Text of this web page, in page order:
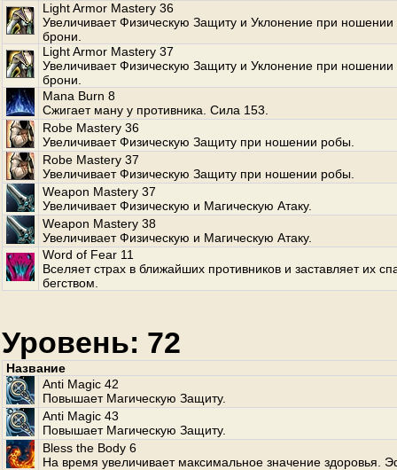
Light Armor Mastery 36
Увеличивает Физическую Защиту и Уклонение при ношении
брони.
Light Armor Mastery 37
Увеличивает Физическую Защиту и Уклонение при ношении
брони.
Mana Burn 8
Сжигает ману у противника. Сила 153.
Robe Mastery 36
Увеличивает Физическую Защиту при ношении робы.
Robe Mastery 37
Увеличивает Физическую Защиту при ношении робы.
Weapon Mastery 37
Увеличивает Физическую и Магическую Атаку.
Weapon Mastery 38
Увеличивает Физическую и Магическую Атаку.
Word of Fear 11
Вселяет страх в ближайших противников и заставляет их
бегством.
Уровень: 72
Название
Anti Magic 42
Повышает Магическую Защиту.
Anti Magic 43
Повышает Магическую Защиту.
Bless the Body 6
На время увеличивает максимальное значение здоровья.